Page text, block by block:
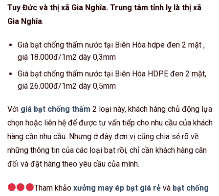
Tuy Đức và thị xã Gia Nghĩa. Trung tâm tỉnh lỵ là thị xã
Gia Nghĩa.
Giá bạt chống thấm nước tại Biên Hòa hdpe đen 2 mặt ,
giá 18.000đ/1m2 dày 0,3mm
Giá bạt chống thấm nước tại Biên Hòa HDPE đen 2 mặt,
giá 26.000đ/1m2 dày 0,5mm
Với giá bạt chống thấm 2 loại này, khách hàng chủ động lựa
chọn hoặc liên hệ để được tư vấn tiếp cho nhu cầu của khách
hàng cần nhu cầu. Nhưng ở đây đơn vị cũng chia sẻ rõ về
những thông tin của các loại bạt rồi, chỉ cần khách hàng cân
đối và đặt hàng theo yêu cầu của mình.
Tham khảo xưởng may ép bạt giá rẻvà bạt chống